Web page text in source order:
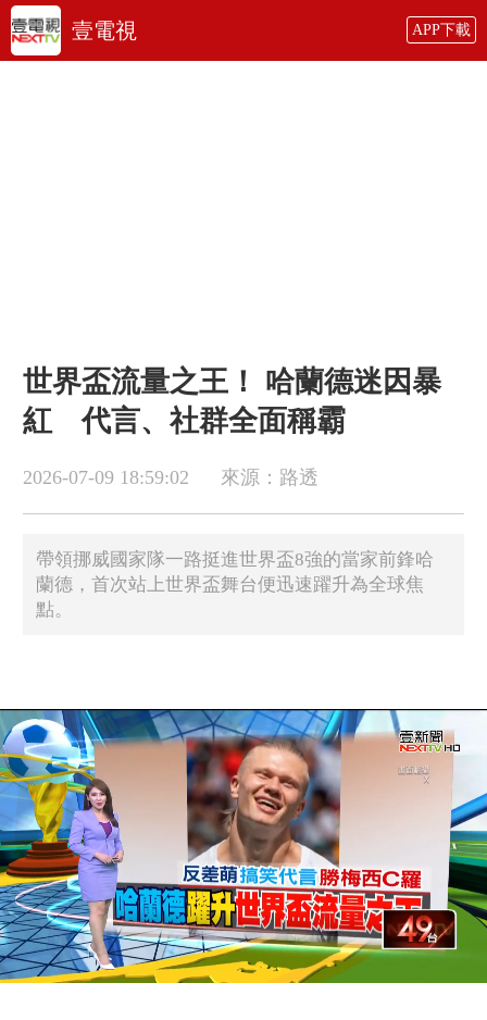
壹電視 APP下載
世界盃流量之王！ 哈蘭德迷因暴
紅 代言、社群全面稱霸
2026-07-09 18:59:02 來源：路透
帶領挪威國家隊一路挺進世界盃8強的當家前鋒哈
蘭德，首次站上世界盃舞台便迅速躍升為全球焦
點。